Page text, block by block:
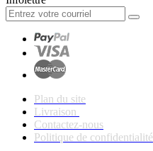
Plan du site
Livraison
Contactez-nous
Politique de confidentialité